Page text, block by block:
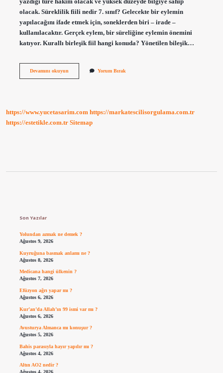
yazdığı türe hakim olacak ve yüksek düzeyde bilgiye sahip
olacak. Süreklilik fiili nedir 7. sınıf? Gelecekte bir eylemin
yapılacağını ifade etmek için, soneklerden biri – irade –
kullanılacaktır. Gerçek eylem, bir süreliğine eylemin önemini
katıyor. Kurallı birleşik fiil hangi konuda? Yönetilen bileşik…
Devamını okuyunYeterlilik
Yorum Bırak
https://www.yucetasarim.com https://markatescilisorgulama.com.tr
https://estetikle.com.tr Sitemap
Son Yazılar
Yolundan azmak ne demek ?
Ağustos 9, 2026
Kuyruğuna basmak anlamı ne ?
Ağustos 8, 2026
Medicana hangi ülkenin ?
Ağustos 7, 2026
Efüzyon ağrı yapar mı ?
Ağustos 6, 2026
Kur’an’da Allah’ın 99 ismi var mı ?
Ağustos 6, 2026
Avusturya Almanca mı konuşur ?
Ağustos 5, 2026
Bahis parasıyla hayır yapılır mı ?
Ağustos 4, 2026
Altın AO2 nedir ?